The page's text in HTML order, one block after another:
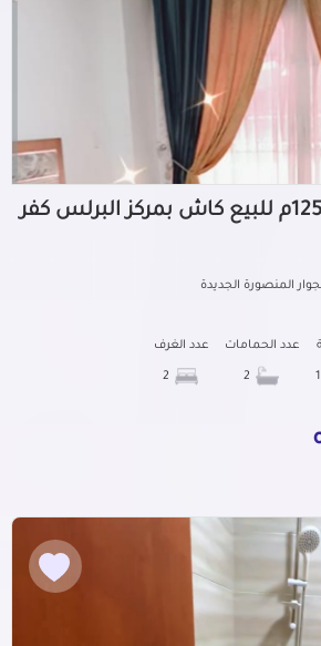
شاليه أنواع أخرى 125م للبيع كاش بمركز البرلس كفر
المنصورة الجديدة
عدد الحمامات عدد الغرف